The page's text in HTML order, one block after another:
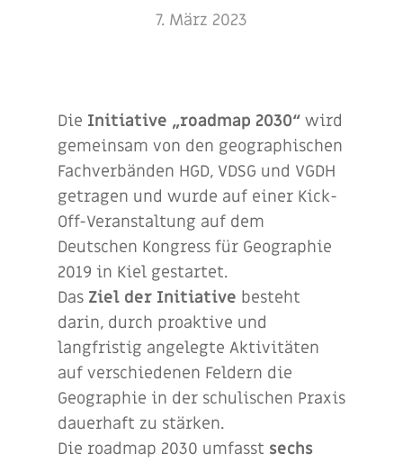
7. März 2023
Die Initiative „roadmap 2030“ wird
gemeinsam von den geographischen
Fachverbänden HGD, VDSG und VGDH
getragen und wurde auf einer Kick-
Off-Veranstaltung auf dem
Deutschen Kongress für Geographie
2019 in Kiel gestartet.
Das Ziel der Initiative besteht
darin, durch proaktive und
langfristig angelegte Aktivitäten
auf verschiedenen Feldern die
Geographie in der schulischen Praxis
dauerhaft zu stärken.
Die roadmap 2030 umfasst sechs